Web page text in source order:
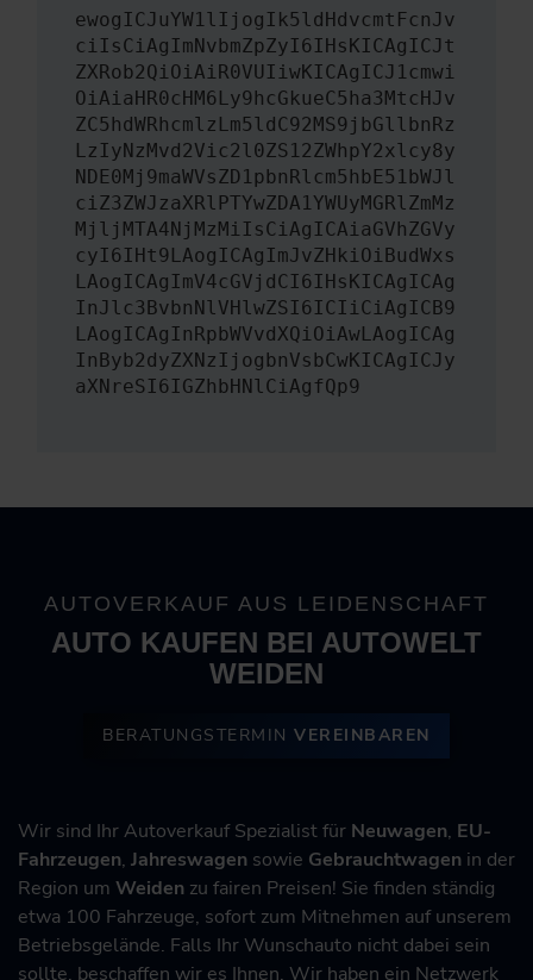
ewogICJuYW1lIjogIk5ldHdvcmtFcnJv
ciIsCiAgImNvbmZpZyI6IHsKICAgICJt
ZXRob2QiOiAiR0VUIiwKICAgICJ1cmwi
OiAiaHR0cHM6Ly9hcGkueC5ha3MtcHJv
ZC5hdWRhcmlzLm5ldC92MS9jbGllbnRz
LzIyNzMvd2Vic2l0ZS12ZWhpY2xlcy8y
NDE0Mj9maWVsZD1pbnRlcm5hbE51bWJl
ciZ3ZWJzaXRlPTYwZDA1YWUyMGRlZmMz
MjljMTA4NjMzMiIsCiAgICAiaGVhZGVy
cyI6IHt9LAogICAgImJvZHkiOiBudWxs
LAogICAgImV4cGVjdCI6IHsKICAgICAg
InJlc3BvbnNlVHlwZSI6ICIiCiAgICB9
LAogICAgInRpbWVvdXQiOiAwLAogICAg
InByb2dyZXNzIjogbnVsbCwKICAgICJy
aXNreSI6IGZhbHNlCiAgfQp9
AUTOVERKAUF AUS LEIDENSCHAFT
AUTO KAUFEN BEI AUTOWELT
WEIDEN
BERATUNGSTERMINVEREINBAREN
Wir sind Ihr Autoverkauf Spezialist für Neuwagen, EU-
Fahrzeugen, Jahreswagen sowie Gebrauchtwagen in der
Region um Weiden zu fairen Preisen! Sie finden ständig
etwa 100 Fahrzeuge, sofort zum Mitnehmen auf unserem
Betriebsgelände. Falls Ihr Wunschauto nicht dabei sein
sollte, beschaffen wir es Ihnen. Wir haben ein Netzwerk